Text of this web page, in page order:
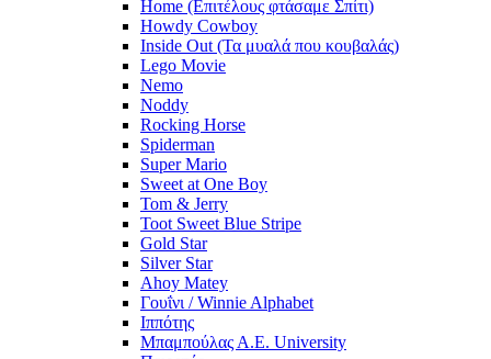
Home (Επιτέλους φτάσαμε Σπίτι)
Howdy Cowboy
Inside Out (Τα μυαλά που κουβαλάς)
Lego Movie
Nemo
Noddy
Rocking Horse
Spiderman
Super Mario
Sweet at One Boy
Tom & Jerry
Toot Sweet Blue Stripe
Gold Star
Silver Star
Ahoy Matey
Γουΐνι / Winnie Alphabet
Ιππότης
Μπαμπούλας Α.Ε. University